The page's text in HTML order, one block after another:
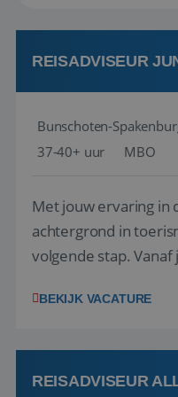
REISADVISEUR
Bunschoten-
37-40+ uur
MBO
Met jouw ervaring in
achtergrond in
volgende stap.
wensen van je team,
klanten te
boeken! ...
BEKIJK VACATURE
REISADVISEUR